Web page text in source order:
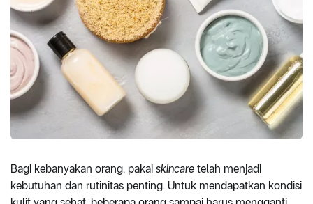
Bagi kebanyakan orang, pakai skincare telah menjadi
kebutuhan dan rutinitas penting. Untuk mendapatkan kondisi